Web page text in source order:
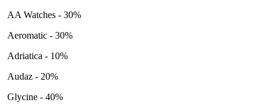
AA Watches - 30%
Aeromatic - 30%
Adriatica - 10%
Audaz - 20%
Glycine - 40%